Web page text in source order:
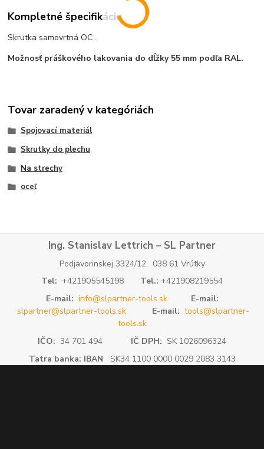
Kompletné špecifikácie
Skrutka samovrtná OC .
Možnosť práškového lakovania do dĺžky 55 mm podľa RAL.
Tovar zaradený v kategóriách
Spojovací materiál
Skrutky do plechu
Na strechy
oceľ
Ing. Stanislav Lettrich – SL Partner
Podjavorinskej 3324/12, 038 61 Vrútky
Tel: +421905545198 Tel.: +421908219554
E-mail: info@slpartner-tools.sk
E-mail:
slpartner@slpartner-tools.sk
E-mail: tools@slpartner-
tools.sk
IČO: 34 701 494 IČ DPH: SK 1026096324
Tatra banka: IBAN SK34 1100 0000 0029 2083 3143